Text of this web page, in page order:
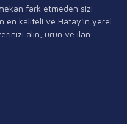
fark etmeden sizi
en kaliteli ve Hatay'ın yerel
alın, ürün ve ilan